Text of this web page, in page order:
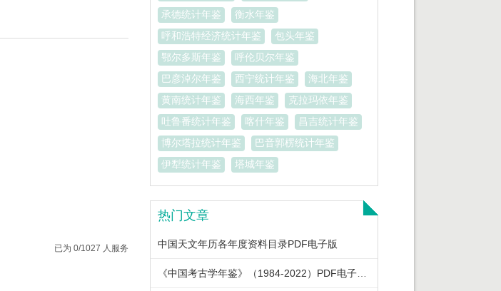
已为 0/1027 人服务
承德统计年鉴
衡水年鉴
呼和浩特经济统计年鉴
包头年鉴
鄂尔多斯年鉴
呼伦贝尔年鉴
巴彦淖尔年鉴
西宁统计年鉴
海北年鉴
黄南统计年鉴
海西年鉴
克拉玛依年鉴
吐鲁番统计年鉴
喀什年鉴
昌吉统计年鉴
博尔塔拉统计年鉴
巴音郭楞统计年鉴
伊犁统计年鉴
塔城年鉴
热门文章
中国天文年历各年度资料目录PDF电子版
《中国考古学年鉴》（1984-2022）PDF电子版下载